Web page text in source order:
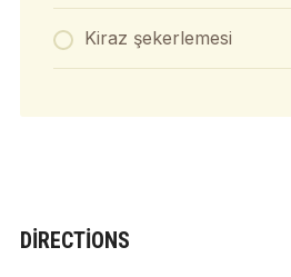
Kiraz şekerlemesi
DIRECTIONS